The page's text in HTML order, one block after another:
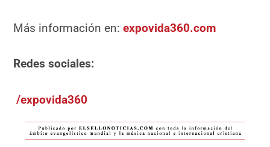
Más información en:expovida360.com
Redes sociales:
/expovida360